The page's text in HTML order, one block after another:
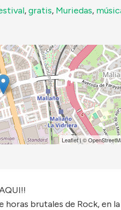
,gratis, Muriedas,
Leaflet| ©
brutales de Rock, en